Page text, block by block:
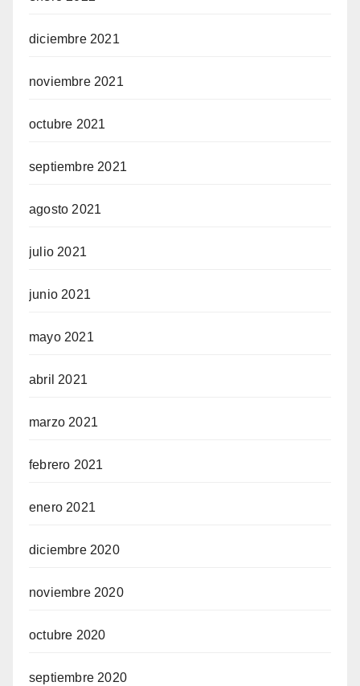
diciembre 2021
noviembre 2021
octubre 2021
septiembre 2021
agosto 2021
julio 2021
junio 2021
mayo 2021
abril 2021
marzo 2021
febrero 2021
enero 2021
diciembre 2020
noviembre 2020
octubre 2020
septiembre 2020